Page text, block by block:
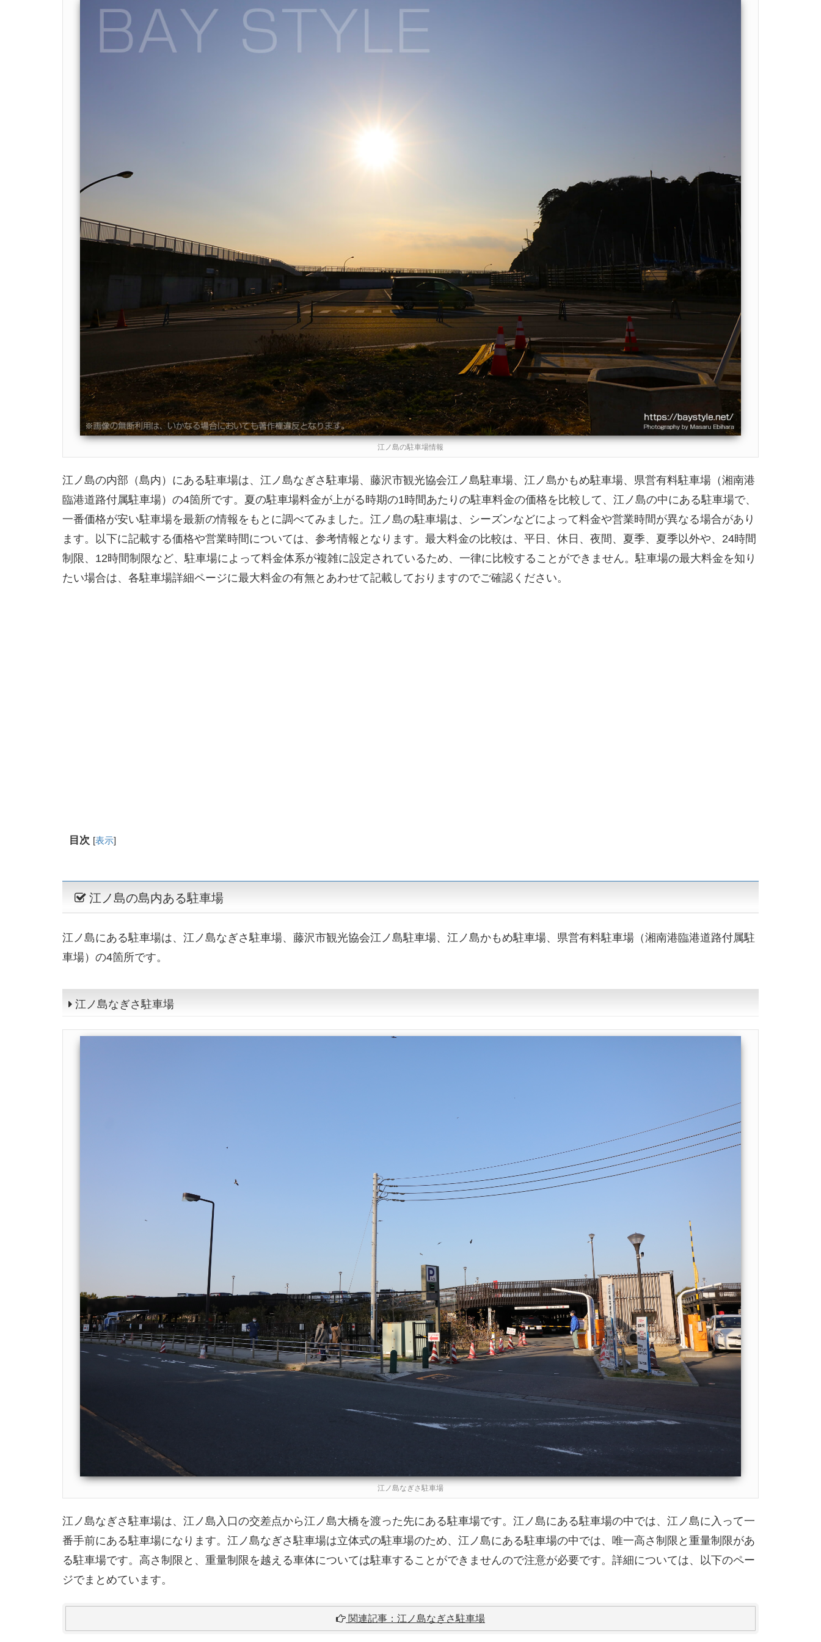
江ノ島の駐車場情報
江ノ島の内部（島内）にある駐車場は、江ノ島なぎさ駐車場、藤沢市観光協会江ノ島駐車場、江ノ島かもめ駐車場、県営有料駐車場（湘南港
臨港道路付属駐車場）の4箇所です。夏の駐車場料金が上がる時期の1時間あたりの駐車料金の価格を比較して、江ノ島の中にある駐車場で、
一番価格が安い駐車場を最新の情報をもとに調べてみました。江ノ島の駐車場は、シーズンなどによって料金や営業時間が異なる場合があり
ます。以下に記載する価格や営業時間については、参考情報となります。最大料金の比較は、平日、休日、夜間、夏季、夏季以外や、24時間
制限、12時間制限など、駐車場によって料金体系が複雑に設定されているため、一律に比較することができません。駐車場の最大料金を知り
たい場合は、各駐車場詳細ページに最大料金の有無とあわせて記載しておりますのでご確認ください。
目次 [表示]
江ノ島の島内ある駐車場
江ノ島にある駐車場は、江ノ島なぎさ駐車場、藤沢市観光協会江ノ島駐車場、江ノ島かもめ駐車場、県営有料駐車場（湘南港臨港道路付属駐
車場）の4箇所です。
江ノ島なぎさ駐車場
江ノ島なぎさ駐車場
江ノ島なぎさ駐車場は、江ノ島入口の交差点から江ノ島大橋を渡った先にある駐車場です。江ノ島にある駐車場の中では、江ノ島に入って一
番手前にある駐車場になります。江ノ島なぎさ駐車場は立体式の駐車場のため、江ノ島にある駐車場の中では、唯一高さ制限と重量制限があ
る駐車場です。高さ制限と、重量制限を越える車体については駐車することができませんので注意が必要です。詳細については、以下のペー
ジでまとめています。
関連記事：江ノ島なぎさ駐車場